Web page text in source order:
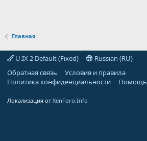
Главная
U.IX 2 Default (Fixed)
Russian (RU)
Обратная связь
Условия и правила
Политика конфиденциальности
Помощь
Локализация от XenForo.Info